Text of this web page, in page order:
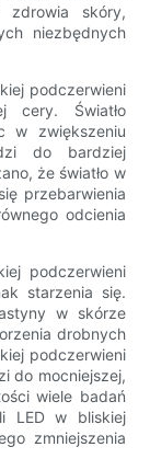
zdrowia skóry,
niezbędnych
podczerwieni
cery. Światło
w zwiększeniu
do bardziej
że światło w
przebarwienia
odcienia
podczerwieni
starzenia się.
​​w skórze
drobnych
podczerwieni
do mocniejszej,
wiele badań
LED w bliskiej
zmniejszenia